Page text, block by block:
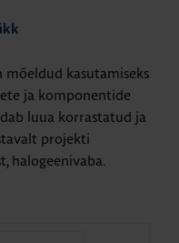
kasutamiseks
ja komponentide
luua korrastatud ja
projekti
halogeenivaba.